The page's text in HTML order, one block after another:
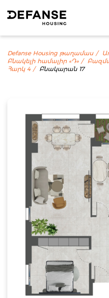
Defanse Housing թաղամաս
Բնակելի համալիր «Դ»
Հարկ 4
Բնակարան 17